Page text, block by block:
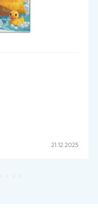
21.12.2025